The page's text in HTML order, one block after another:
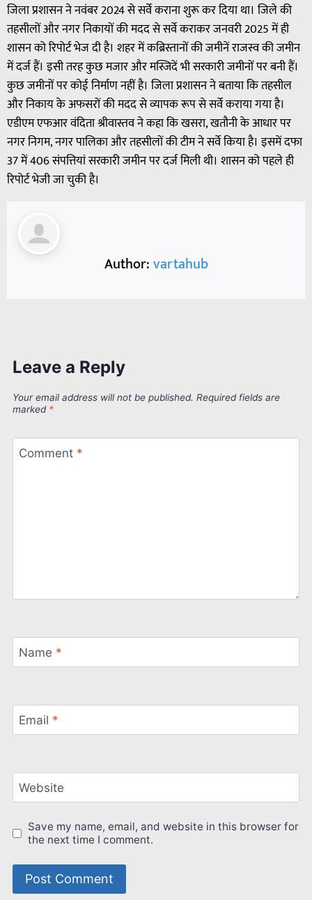
जिला प्रशासन ने नवंबर 2024 से सर्वे कराना शुरू कर दिया था। जिले की
तहसीलों और नगर निकायों की मदद से सर्वे कराकर जनवरी 2025 में ही
शासन को रिपोर्ट भेज दी है। शहर में कब्रिस्तानों की जमीनें राजस्व की जमीन
में दर्ज हैं। इसी तरह कुछ मजार और मस्जिदें भी सरकारी जमीनों पर बनी हैं।
कुछ जमीनों पर कोई निर्माण नहीं है। जिला प्रशासन ने बताया कि तहसील
और निकाय के अफसरों की मदद से व्यापक रूप से सर्वे कराया गया है।
एडीएम एफआर वंदिता श्रीवास्तव ने कहा कि खसरा, खतौनी के आधार पर
नगर निगम, नगर पालिका और तहसीलों की टीम ने सर्वे किया है। इसमें दफा
37 में 406 संपत्तियां सरकारी जमीन पर दर्ज मिली थी। शासन को पहले ही
रिपोर्ट भेजी जा चुकी है।
Author:vartahub
Leave a Reply
Your email address will not be published. Required fields are
marked *
Comment *
Name *
Email *
Website
Save my name, email, and website in this browser for
the next time I comment.